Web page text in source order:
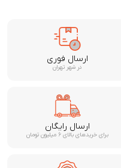
ارسال فوری
در شهر تهران
ارسال رایگان
برای خریدهای بالای ۶ میلیون تومان